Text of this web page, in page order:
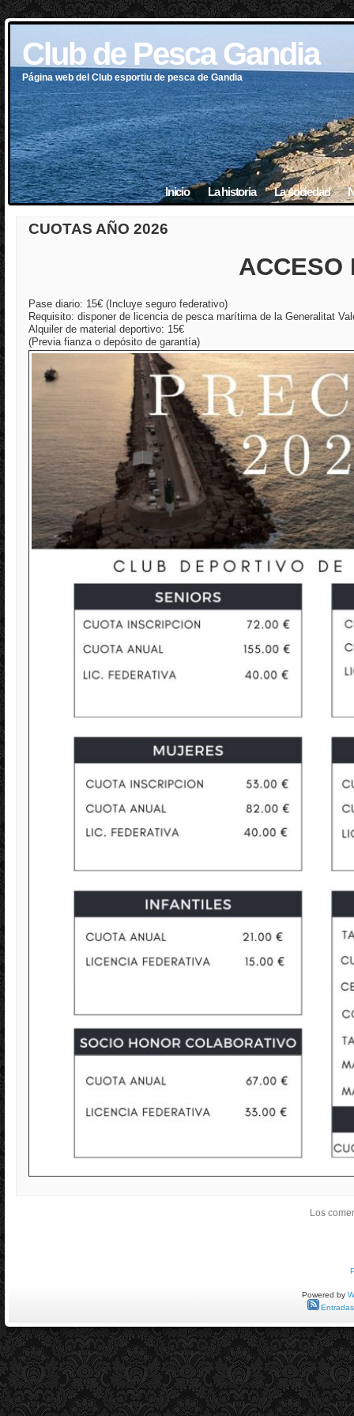
Club de Pesca Gandia
Página web del Club esportiu de pesca de Gandia
Inicio La historia La sociedad
CUOTAS AÑO 2026
ACCESO
Pase diario: 15€ (Incluye seguro federativo)
Requisito: disponer de licencia de pesca marítima de la Generalitat
Alquiler de material deportivo: 15€
(Previa fianza o depósito de garantía)
Los
Powered by